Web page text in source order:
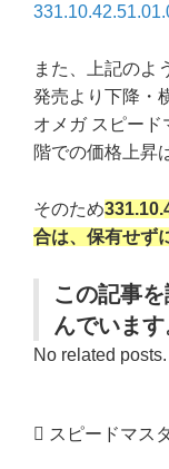
また、上記のよ
発売より下降・
オメガ スピード
階での価格上昇
そのため
合は、保有せず
この記事
んでいます
No related posts.
スピードマス